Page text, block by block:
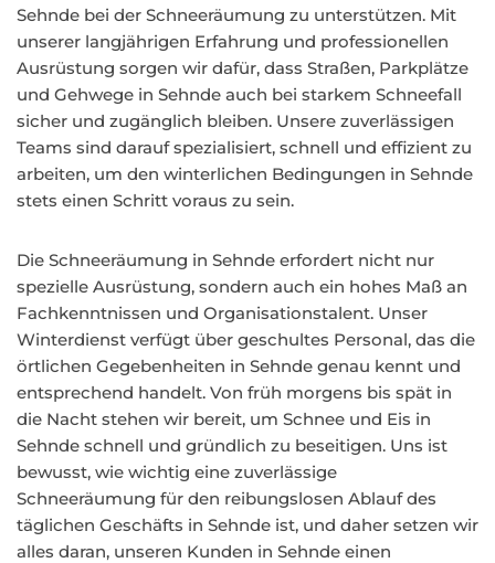
Sehnde bei der Schneeräumung zu unterstützen. Mit
unserer langjährigen Erfahrung und professionellen
Ausrüstung sorgen wir dafür, dass Straßen, Parkplätze
und Gehwege in Sehnde auch bei starkem Schneefall
sicher und zugänglich bleiben. Unsere zuverlässigen
Teams sind darauf spezialisiert, schnell und effizient zu
arbeiten, um den winterlichen Bedingungen in Sehnde
stets einen Schritt voraus zu sein.
Die Schneeräumung in Sehnde erfordert nicht nur
spezielle Ausrüstung, sondern auch ein hohes Maß an
Fachkenntnissen und Organisationstalent. Unser
Winterdienst verfügt über geschultes Personal, das die
örtlichen Gegebenheiten in Sehnde genau kennt und
entsprechend handelt. Von früh morgens bis spät in
die Nacht stehen wir bereit, um Schnee und Eis in
Sehnde schnell und gründlich zu beseitigen. Uns ist
bewusst, wie wichtig eine zuverlässige
Schneeräumung für den reibungslosen Ablauf des
täglichen Geschäfts in Sehnde ist, und daher setzen wir
alles daran, unseren Kunden in Sehnde einen